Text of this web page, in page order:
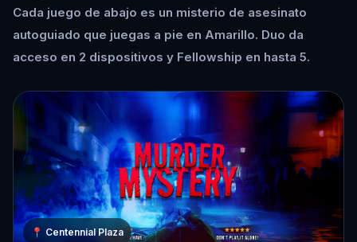
Cada juego de abajo es un misterio de asesinato
autoguiado que juegas a pie en Amarillo. Duo da
acceso en 2 dispositivos y Fellowship en hasta 5.
📍 Centennial Plaza